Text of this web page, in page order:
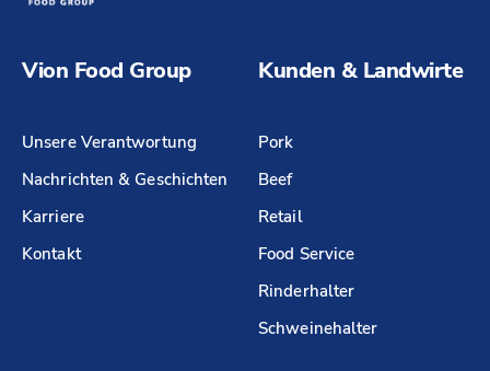
Vion Food Group
Unsere Verantwortung
Nachrichten & Geschichten
Karriere
Kontakt
Kunden & Landwirte
Pork
Beef
Retail
Food Service
Rinderhalter
Schweinehalter